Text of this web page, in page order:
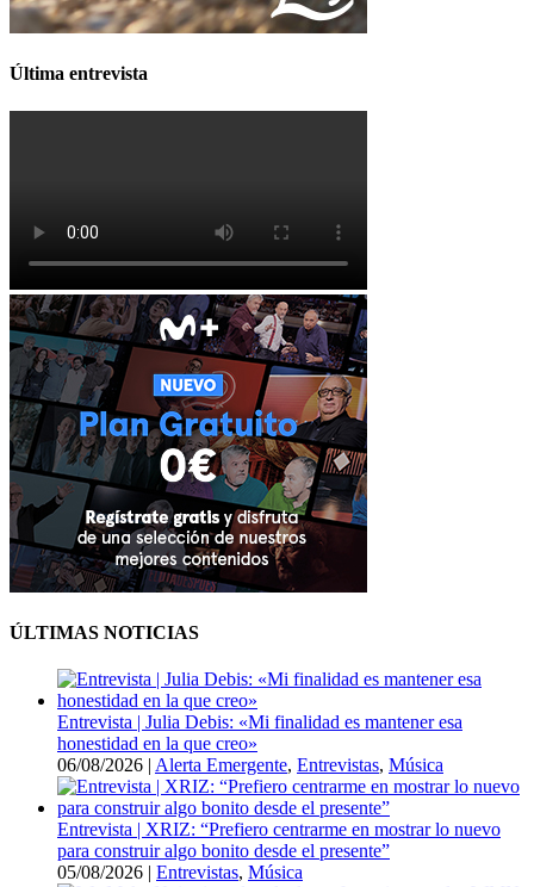
Última entrevista
ÚLTIMAS NOTICIAS
Entrevista | Julia Debis: «Mi finalidad es mantener esa
honestidad en la que creo»
06/08/2026 | Alerta Emergente, Entrevistas, Música
Entrevista | XRIZ: “Prefiero centrarme en mostrar lo nuevo
para construir algo bonito desde el presente”
05/08/2026 | Entrevistas, Música